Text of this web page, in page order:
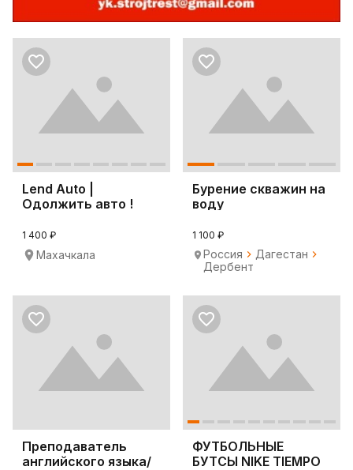
Lend Auto |
Одолжить авто !
1 400 ₽
Махачкала
Бурение скважин на
воду
1 100 ₽
Россия
Дагестан
Дербент
Преподаватель
английского языка/
ФУТБОЛЬНЫЕ
БУТСЫ NIKE TIEMPO